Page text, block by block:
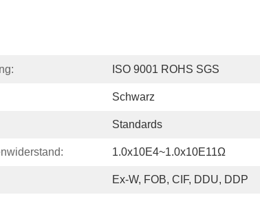
ISO 9001 ROHS SGS
Schwarz
Standards
1.0x10E4~1.0x10E11Ω
Ex-W, FOB, CIF, DDU, DDP